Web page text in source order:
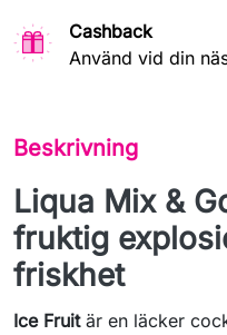
Cashback
Använd vid din
Beskrivning
Liqua Mix &
fruktig
friskhet
Ice Fruitär en läcker